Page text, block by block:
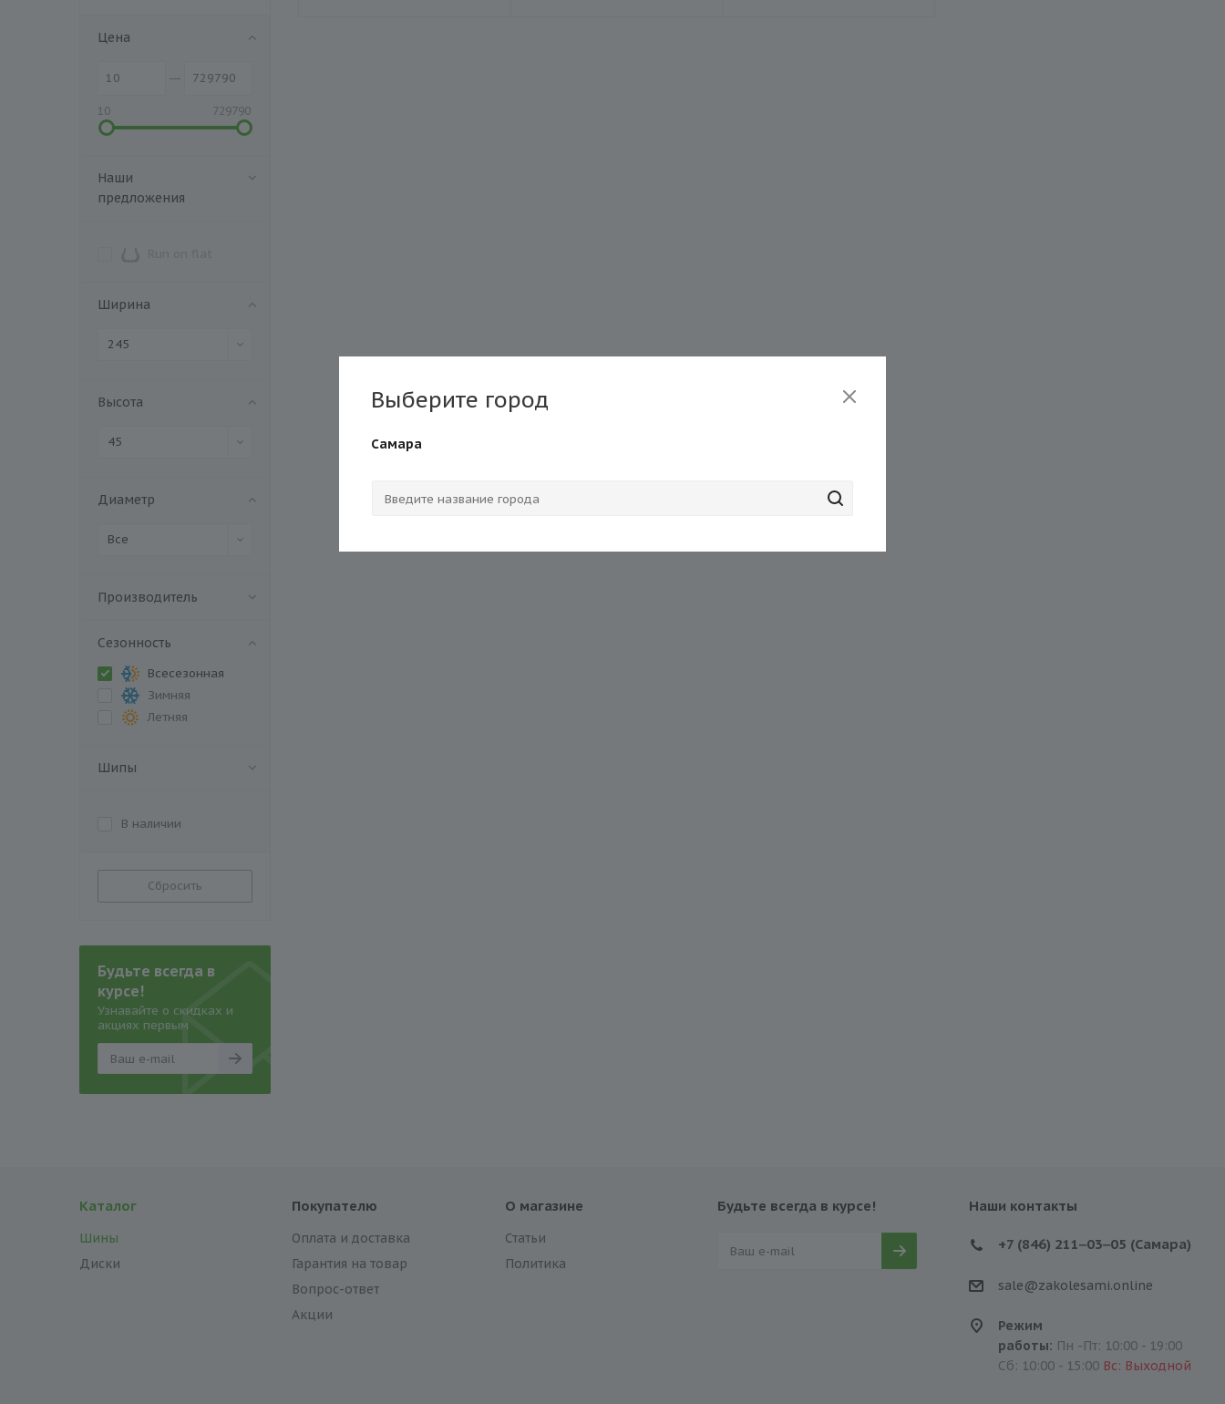
Цена
10 729790
Наши
предложения
Ширина
245
Высота
45
Диаметр
Все
Производитель
Сезонность
Всесезонная
Зимняя
Летняя
Шипы
В наличии
Сбросить
Будьте всегда в
курсе!
Узнавайте о скидках и
акциях первым
Каталог
Шины
Диски
Покупателю
Оплата и доставка
Гарантия на товар
Вопрос-ответ
Акции
О магазине
Статьи
Политика
Будьте всегда в курсе! Наши контакты
+7 (846) 211‒03‒05 (Самара)
sale@zakolesami.online
Режим
работы: Пн -Пт: 10:00 - 19:00
Сб: 10:00 - 15:00 Вс: Выходной
Выберите город
Самара